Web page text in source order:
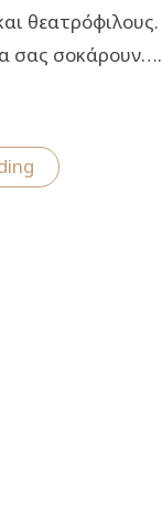
θεατρόφιλους.
σας σοκάρουν….
“O
Eθνικός